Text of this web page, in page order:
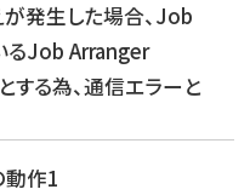
発生した場合、Job
るJob Arranger
る為、通信エラーと
作1